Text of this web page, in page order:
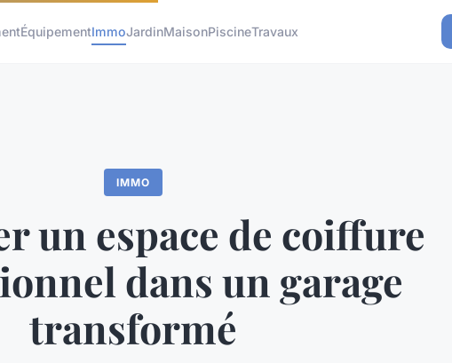
ÉquipementImmoJardinMaisonPiscineTravaux
IMMO
un espace de coiffure
dans un garage
transformé